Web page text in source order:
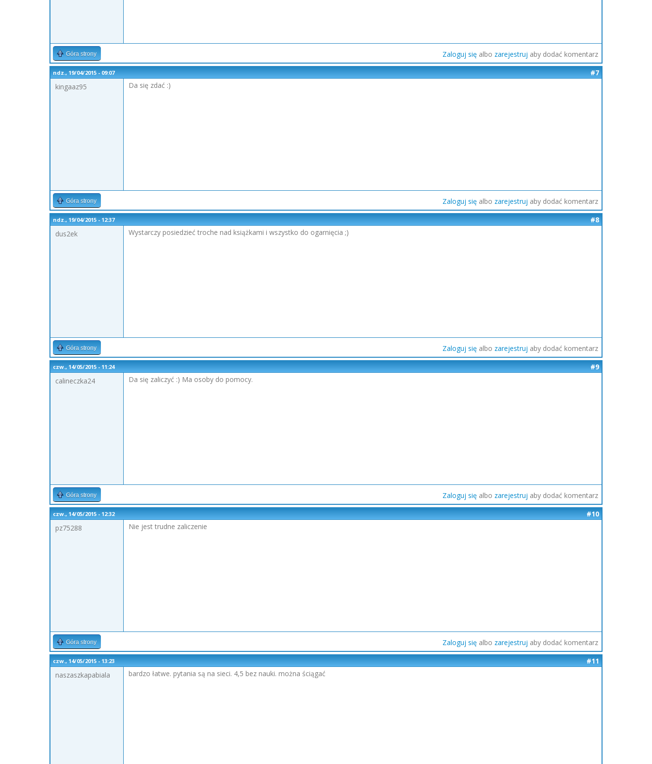
Góra strony Zaloguj się albo zarejestruj aby dodać komentarz
ndz., 19/04/2015 - 09:07
#7
kingaaz95
Da się zdać :)
Góra strony Zaloguj się albo zarejestruj aby dodać komentarz
ndz., 19/04/2015 - 12:37
#8
dus2ek
Wystarczy posiedzieć troche nad książkami i wszystko do ogarnięcia ;)
Góra strony Zaloguj się albo zarejestruj aby dodać komentarz
czw., 14/05/2015 - 11:24
#9
calineczka24
Da się zaliczyć :) Ma osoby do pomocy.
Góra strony Zaloguj się albo zarejestruj aby dodać komentarz
czw., 14/05/2015 - 12:32
#10
pz75288
Nie jest trudne zaliczenie
Góra strony Zaloguj się albo zarejestruj aby dodać komentarz
czw., 14/05/2015 - 13:23
#11
naszaszkapabiala
bardzo łatwe. pytania są na sieci. 4,5 bez nauki. można ściągać